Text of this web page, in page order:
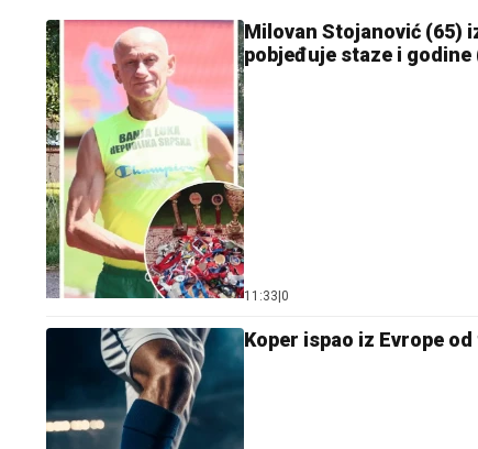
Milovan Stojanović (65)
pobjeđuje staze i godine
11:33 0
Koper ispao iz Evrope